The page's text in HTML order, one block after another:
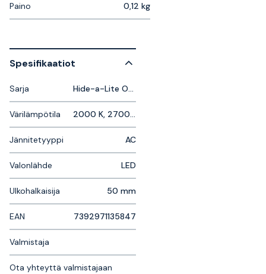
Paino 0,12 kg
Spesifikaatiot
Sarja Hide-a-Lite Optic Deep
Värilämpötila 2000 K, 2700 K
Jännitetyyppi AC
Valonlähde LED
Ulkohalkaisija 50 mm
EAN 7392971135847
Valmistaja
Ota yhteyttä valmistajaan